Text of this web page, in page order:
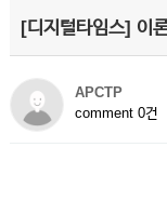
[디지털타임스] 이
APCTP
comment 0건